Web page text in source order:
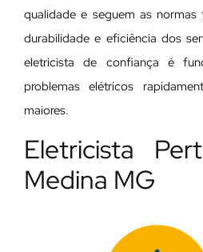
qualidade e seguem as normas
durabilidade e eficiência dos
eletricista de confiança é
problemas elétricos
maiores.
Eletricista
Medina MG